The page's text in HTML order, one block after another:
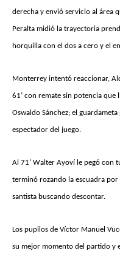
derecha y envió servicio al área
Peralta midió la trayectoria
horquilla con el dos a cero y el
Monterrey intentó reaccionar,
61’ con remate sin potencia que
Oswaldo Sánchez; el
espectador del juego.
Al 71’ Walter Ayoví le pegó con
terminó rozando la escuadra
santista buscando descontar.
Los pupilos de Víctor Manuel
su mejor momento del partido y